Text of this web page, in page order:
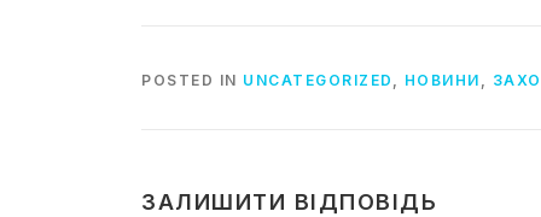
POSTED IN UNCATEGORIZED , НОВИНИ ,
ЗАЛИШИТИ ВІДПОВІДЬ